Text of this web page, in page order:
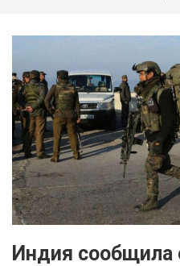
Индия сообщила